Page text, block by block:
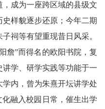
成为一座跨区域的县级文
样貌逐步还原；今年二期
祠等有望重现昔日风采。
詹”而得名的欧阳书院，复
学、研学实践等功能于一
内，曾为朱熹开坛讲学处
融入校园日常，催生出学